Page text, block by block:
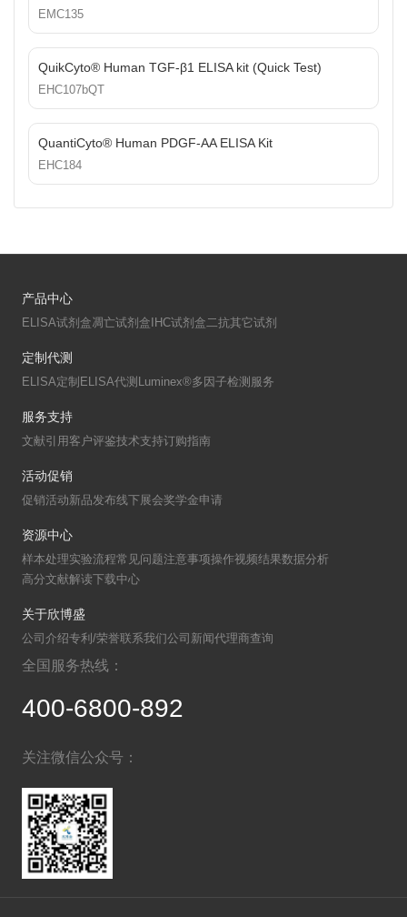
EMC135
QuikCyto® Human TGF-β1 ELISA kit (Quick Test)
EHC107bQT
QuantiCyto® Human PDGF-AA ELISA Kit
EHC184
产品中心
ELISA试剂盒凋亡试剂盒IHC试剂盒 二抗其它试剂
定制代测
ELISA定制ELISA代测Luminex®多因子检测服务
服务支持
文献引用客户评鉴技术支持订购指南
活动促销
促销活动新品发布线下展会奖学金申请
资源中心
样本处理实验流程常见问题注意事项操作视频结果数据分析
高分文献解读下载中心
关于欣博盛
公司介绍专利/荣誉联系我们公司新闻代理商查询
全国服务热线：
400-6800-892
关注微信公众号：